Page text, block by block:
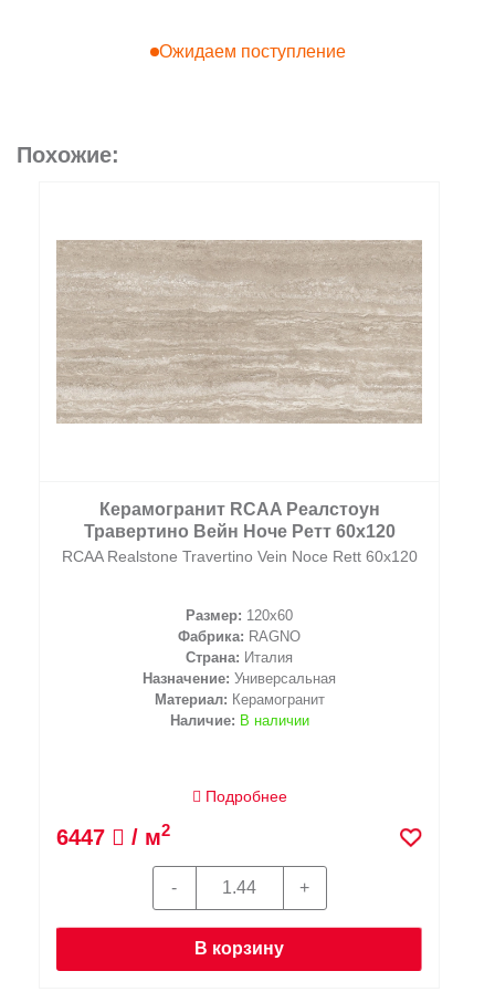
Ожидаем поступление
Похожие:
Керамогранит RCAA Реалстоун
Травертино Вейн Ноче Ретт 60x120
RCAA Realstone Travertino Vein Noce Rett 60x120
Размер: 120x60
Фабрика: RAGNO
Страна: Италия
Назначение: Универсальная
Материал: Керамогранит
Наличие: В наличии
Подробнее
6447 / м2
В корзину